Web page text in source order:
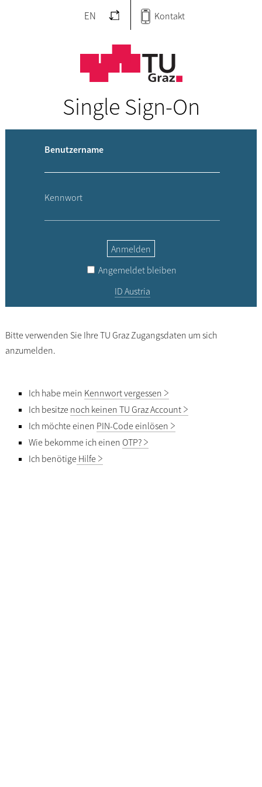
EN Kontakt
Single Sign-On
Bitte verwenden Sie Ihre TU Graz Zugangsdaten um sich
anzumelden.
Ich habe mein Kennwort vergessen
Ich besitze noch keinen TU Graz Account
Ich möchte einen PIN-Code einlösen
Wie bekomme ich einen OTP?
Ich benötige Hilfe
Benutzername
Kennwort
Anmelden
Angemeldet bleiben
ID Austria